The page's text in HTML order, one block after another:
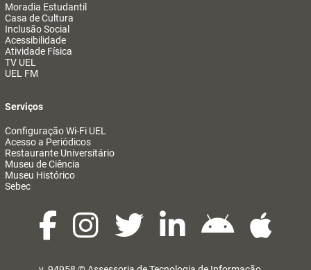
Moradia Estudantil
Casa de Cultura
Inclusão Social
Acessibilidade
Atividade Física
TV UEL
UEL FM
Serviços
Configuração Wi-Fi UEL
Acesso a Periódicos
Restaurante Universitário
Museu de Ciência
Museu Histórico
Sebec